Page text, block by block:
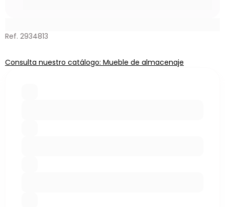
Ref. 2934813
Consulta nuestro catálogo: Mueble de almacenaje